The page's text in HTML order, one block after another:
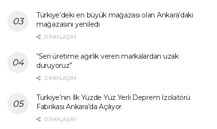
Türkiye’deki en büyük mağazası olan Ankara’daki
mağazasını yeniledi
0 PAYLAŞIM
“Seri üretime ağırlık veren markalardan uzak
duruyoruz”
0 PAYLAŞIM
Türkiye’nin İlk Yüzde Yüz Yerli Deprem İzolatörü
Fabrikası Ankara’da Açılıyor
0 PAYLAŞIM